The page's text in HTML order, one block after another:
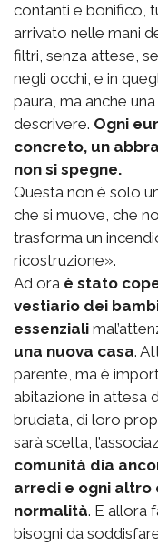
contanti e bonifico,
arrivato nelle mani
filtri, senza attese,
negli occhi, e in
paura, ma anche
descrivere. Ogni
concreto, un
non si spegne.
Questa non è solo
che si muove, che
trasforma un
ricostruzione».
Ad ora è stato
vestiario dei
essenziali
una nuova casa.
parente, ma è
abitazione in attesa
bruciata, di loro
sarà scelta,
comunità dia
arredi e ogni
normalità. E allora
bisogni da